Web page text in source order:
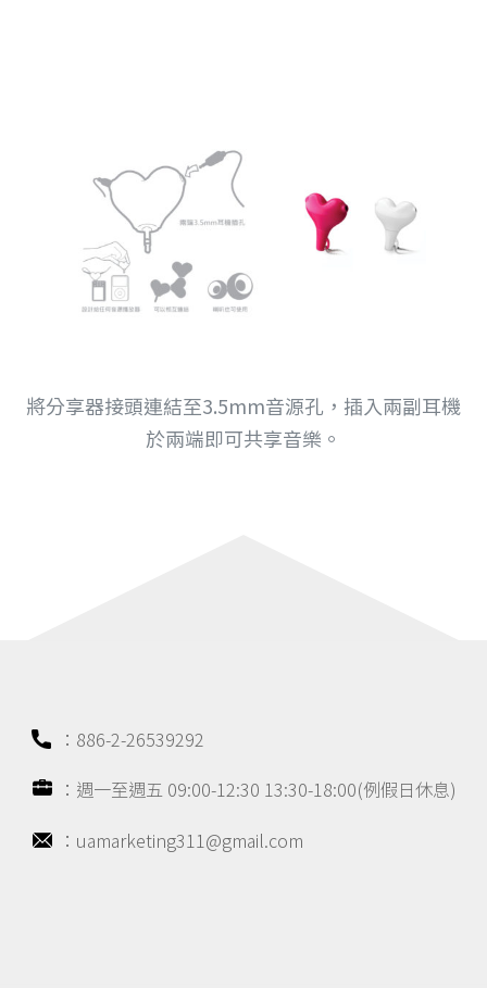
將分享器接頭連結至3.5mm音源孔，插入兩副耳機
於兩端即可共享音樂。
：886-2-26539292
：週一至週五 09:00-12:30 13:30-18:00(例假日休息)
：uamarketing311@gmail.com